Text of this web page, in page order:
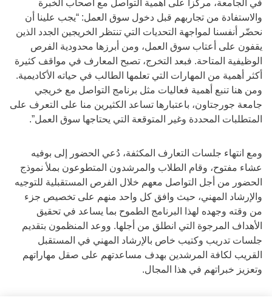
في الجامعة، مركِّزاً على أهمية التواصل مع أصحاب الخبرة
والاستفادة من تجاربهم قبل دخول سوق العمل: “يجب علينا أن
نحضّر أنفسنا لمواجهة التحديات التي تنتظر الخريجين الجدد الذين
يقفون على أعتاب سوق العمل، ومن أبرزها محدودية الفرص
الوظيفية المتاحة. فبعد التخرج، تصبح المعارف في مواقف كثيرة
أكثر أهمية من المهارات التي تعلمها الطالب في حياته الأكاديمية.
ومن هنا تنبع أهمية فعاليات مثل برنامج التواصل مع خريجي
جامعة جورجتاون، باعتبارها تساعد الكثيرين منا على التعرف على
المتطلبات المحددة وغير المتوقعة التي يحتاجها سوق العمل”.
ومع انتهاء جلسات التعارف المكثفة، دُعي الحضور إلى بوفيه
عشاء مفتوح، وقام الطلاب والمرشدون المتطوعون بملأ نموذج
الحضور من أجل التواصل معهم خلال الفرص المستقبلية للتوجيه
والإرشاد المهني، حيث وافق كل واحد منهم على تخصيص جزء
من وقته وجهده لهذا البرنامج الطموح بما يساعد في تحقيق
الأهداف المرجوة التي انطلق من أجلها. ووعد المنظمون بتقديم
جلسات تدريب وكتيب خاص بالإرشاد المهني في المستقبل
القريب لكافة المرشدين بهدف مساعدتهم على صقل مهاراتهم
وتعزيز خبراتهم في هذا المجال.